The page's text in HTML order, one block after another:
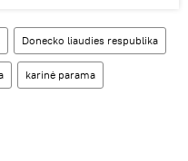
Donecko liaudies respublika
karinė parama